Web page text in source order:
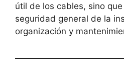
útil de los cables, sino
seguridad general de la
organización y